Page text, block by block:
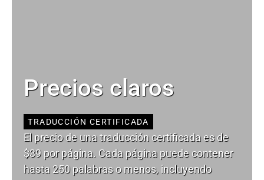
Precios claros
TRADUCCIÓN CERTIFICADA
El precio de una traducción certificada es de
$39 por página. Cada página puede contener
hasta 250 palabras o menos, incluyendo